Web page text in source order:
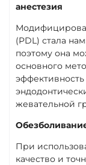
анестезия
(PDL) стала
поэтому она
основного
жевательной
При
качество и